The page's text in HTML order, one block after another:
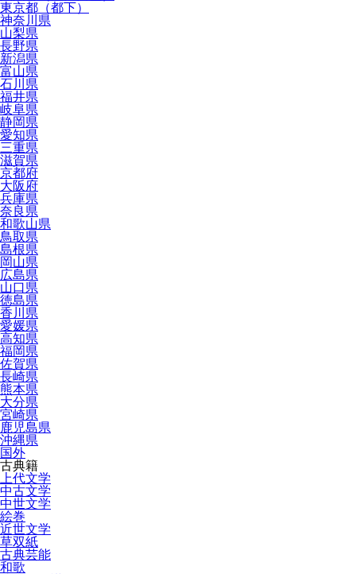
東京都（都下）
神奈川県
山梨県
長野県
新潟県
富山県
石川県
福井県
岐阜県
静岡県
愛知県
三重県
滋賀県
京都府
大阪府
兵庫県
奈良県
和歌山県
鳥取県
島根県
岡山県
広島県
山口県
徳島県
香川県
愛媛県
高知県
福岡県
佐賀県
長崎県
熊本県
大分県
宮崎県
鹿児島県
沖縄県
国外
古典籍
上代文学
中古文学
中世文学
絵巻
近世文学
草双紙
古典芸能
和歌